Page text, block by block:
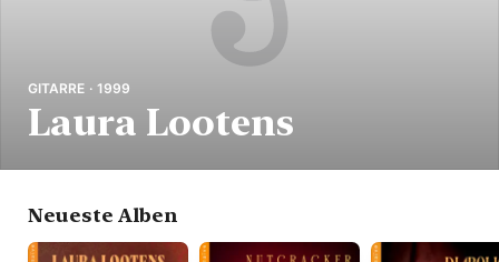
GITARRE · 1999
Laura Lootens
Neueste Alben